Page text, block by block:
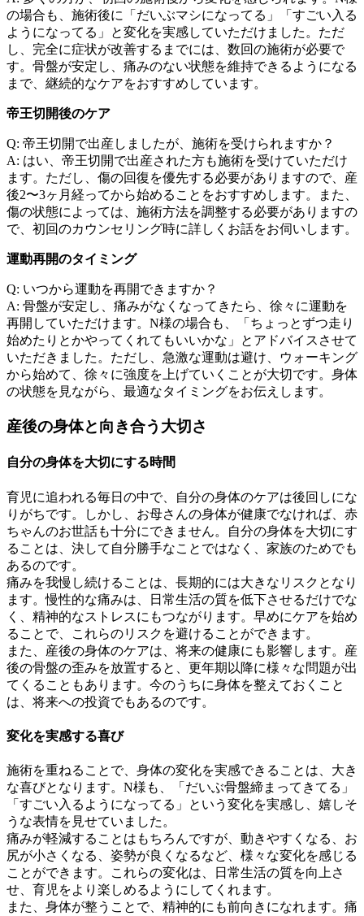
の場合も、施術後に「だいぶマシになってる」「すごい入る
ようになってる」と変化を実感していただけました。ただ
し、完全に症状が改善するまでには、数回の施術が必要で
す。骨盤が安定し、痛みのない状態を維持できるようになる
まで、継続的なケアをおすすめしています。
帝王切開後のケア
Q: 帝王切開で出産しましたが、施術を受けられますか？
A: はい、帝王切開で出産された方も施術を受けていただけ
ます。ただし、傷の回復を優先する必要がありますので、産
後2〜3ヶ月経ってから始めることをおすすめします。また、
傷の状態によっては、施術方法を調整する必要がありますの
で、初回のカウンセリング時に詳しくお話をお伺いします。
運動再開のタイミング
Q: いつから運動を再開できますか？
A: 骨盤が安定し、痛みがなくなってきたら、徐々に運動を
再開していただけます。N様の場合も、「ちょっとずつ走り
始めたりとかやってくれてもいいかな」とアドバイスさせて
いただきました。ただし、急激な運動は避け、ウォーキング
から始めて、徐々に強度を上げていくことが大切です。身体
の状態を見ながら、最適なタイミングをお伝えします。
産後の身体と向き合う大切さ
自分の身体を大切にする時間
育児に追われる毎日の中で、自分の身体のケアは後回しにな
りがちです。しかし、お母さんの身体が健康でなければ、赤
ちゃんのお世話も十分にできません。自分の身体を大切にす
ることは、決して自分勝手なことではなく、家族のためでも
あるのです。
痛みを我慢し続けることは、長期的には大きなリスクとなり
ます。慢性的な痛みは、日常生活の質を低下させるだけでな
く、精神的なストレスにもつながります。早めにケアを始め
ることで、これらのリスクを避けることができます。
また、産後の身体のケアは、将来の健康にも影響します。産
後の骨盤の歪みを放置すると、更年期以降に様々な問題が出
てくることもあります。今のうちに身体を整えておくこと
は、将来への投資でもあるのです。
変化を実感する喜び
施術を重ねることで、身体の変化を実感できることは、大き
な喜びとなります。N様も、「だいぶ骨盤締まってきてる」
「すごい入るようになってる」という変化を実感し、嬉しそ
うな表情を見せていました。
痛みが軽減することはもちろんですが、動きやすくなる、お
尻が小さくなる、姿勢が良くなるなど、様々な変化を感じる
ことができます。これらの変化は、日常生活の質を向上さ
せ、育児をより楽しめるようにしてくれます。
また、身体が整うことで、精神的にも前向きになれます。痛